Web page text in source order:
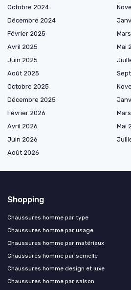
Octobre 2024
Décembre 2024
Février 2025
Avril 2025
Mai
Juin 2025
Août 2025
Octobre 2025
Décembre 2025
Février 2026
Avril 2026
Mai
Juin 2026
Août 2026
Shopping
Chaussures homme par type
Chaussures homme par usage
Chaussures homme par matériaux
Chaussures homme par semelle
Chaussures homme design et luxe
Chaussures homme par saison